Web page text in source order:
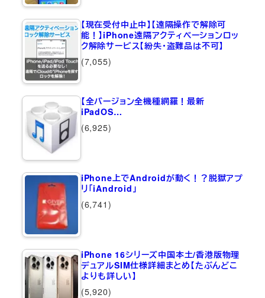
【現在受付中止中】【遠隔操作で解除可
能！】iPhone遠隔アクティベーションロッ
ク解除サービス【紛失・盗難品は不可】
(7,055)
【全バージョン全機種網羅！最新
iPadOS…
(6,925)
iPhone上でAndroidが動く！？脱獄アプ
リ「iAndroid」
(6,741)
iPhone 16シリーズ中国本土/香港版物理
デュアルSIM仕様詳細まとめ【たぶんどこ
よりも詳しい】
(5,920)